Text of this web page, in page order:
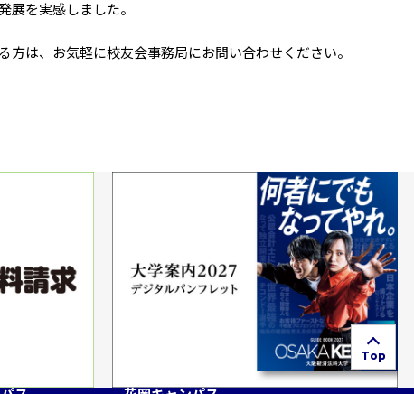
を実感しました。
は、お気軽に校友会事務局にお問い合わせください。
Top